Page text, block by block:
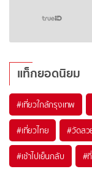
แท็กยอดนิยม
#เที่ยวใกล้กรุงเทพ
#เที่ยวไทย #วัดสว
#เช้าไปเย็นกลับ #